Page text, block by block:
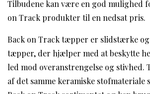
Tilbudene kan være en god mulighed
on Track produkter til en nedsat pris.
Back on Track tæpper er slidstærke
tæpper, der hjælper med at beskytte
led mod overanstrengelse og stivhed.
af det samme keramiske stofmateriale